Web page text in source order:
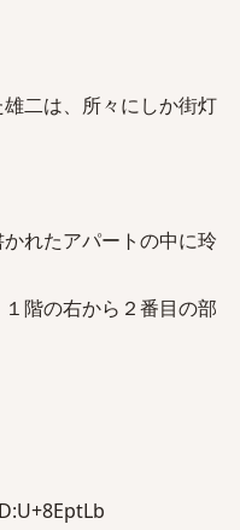
二は、所々にしか街灯
れたアパートの中に玲
階の右から２番目の部